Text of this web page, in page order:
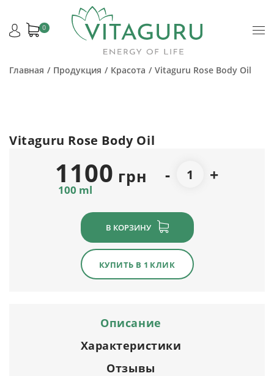
0
Главная Продукция Красота Vitaguru Rose Body Oil
Vitaguru Rose Body Oil
1100 грн
100 ml
- +
В КОРЗИНУ
КУПИТЬ В 1 КЛИК
Описание
Характеристики
Отзывы